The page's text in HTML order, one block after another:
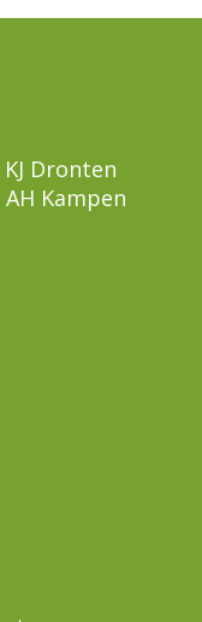
Dronten
Kampen